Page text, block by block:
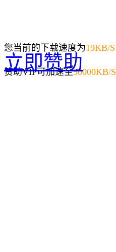
您当前的下载速度为19KB/S
赞助VIP可加速至50000KB/S
立即赞助